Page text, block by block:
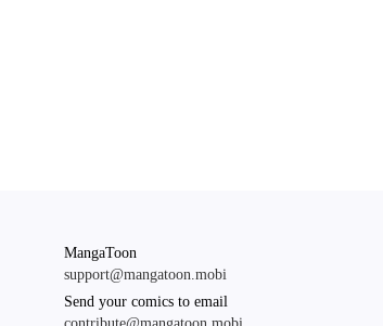
MangaToon
support@mangatoon.mobi
Send your comics to email